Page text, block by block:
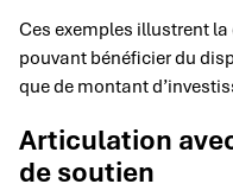
Ces exemples illustrent
pouvant bénéficier du
que de montant
Articulation
de soutien